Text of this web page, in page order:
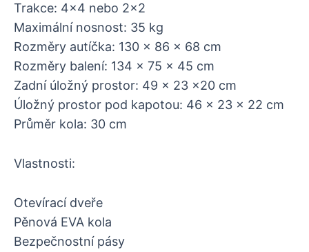
Trakce: 4×4 nebo 2×2
Maximální nosnost: 35 kg
Rozměry autíčka: 130 x 86 x 68 cm
Rozměry balení: 134 x 75 x 45 cm
Zadní úložný prostor: 49 x 23 x20 cm
Úložný prostor pod kapotou: 46 x 23 x 22 cm
Průměr kola: 30 cm
Vlastnosti:
Otevírací dveře
Pěnová EVA kola
Bezpečnostní pásy